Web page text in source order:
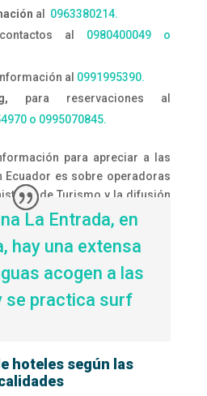
al 0963380214.
contactos al 0980400049 o
al 0991995390.
para reservaciones al
o 0995070845.
para apreciar a las
Ecuador es sobre operadoras
de Turismo y la difusión
al usuario.
La Entrada, en
hay una extensa
acogen a las
se practica surf
hoteles según las